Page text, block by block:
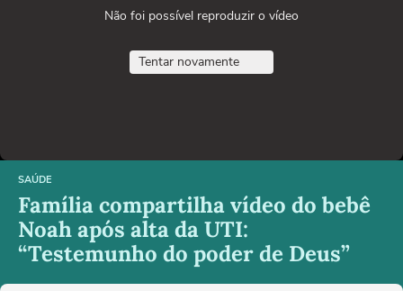
Não foi possível reproduzir o vídeo
Tentar novamente
SAÚDE
Família compartilha vídeo do bebê
Noah após alta da UTI:
“Testemunho do poder de Deus”